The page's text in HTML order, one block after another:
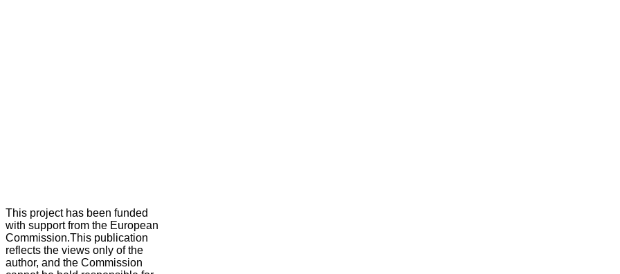
This project has been funded
with support from the European
Commission.This publication
reflects the views only of the
author, and the Commission